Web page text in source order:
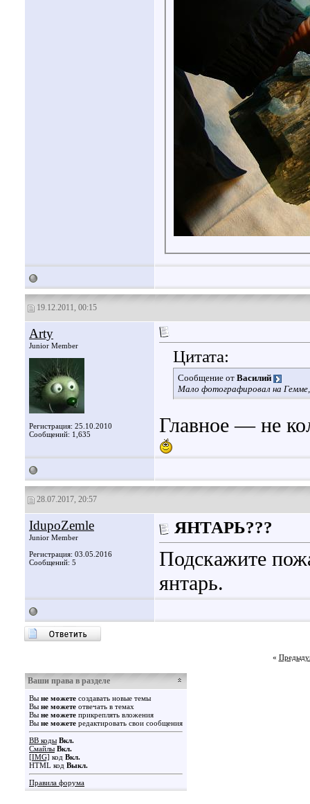
19.12.2011, 00:15
Arty
Junior Member
Регистрация: 25.10.2010
Сообщений: 1,635
Цитата:
Сообщение от Василий
Мало фотографировал на
Главное — не
28.07.2017, 20:57
IdupoZemle
Junior Member
Регистрация: 03.05.2016
Сообщений: 5
ЯНТАРЬ???
Подскажите
янтарь.
«
Ваши права в разделе
Вы не можете создавать новые темы
Вы не можете отвечать в темах
Вы не можете прикреплять вложения
Вы не можете редактировать свои сообщения
BB коды Вкл.
Смайлы Вкл.
[IMG] код Вкл.
HTML код Выкл.
Правила форума